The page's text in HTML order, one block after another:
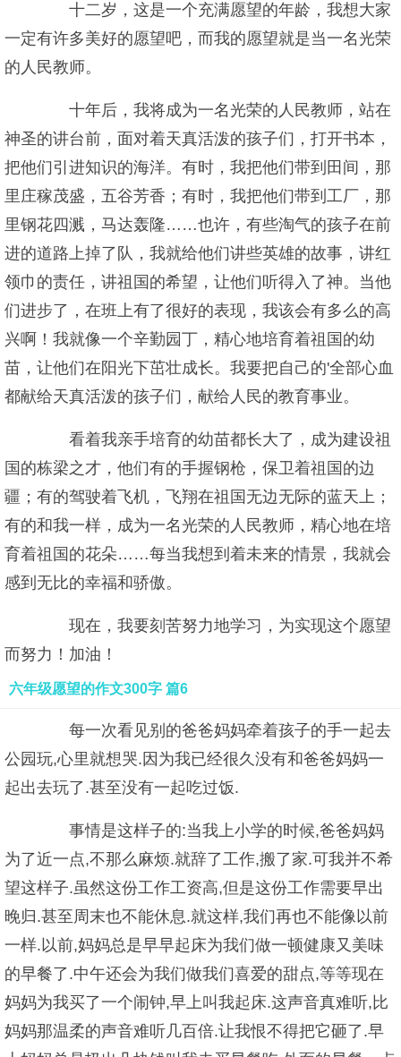
十二岁，这是一个充满愿望的年龄，我想大家
一定有许多美好的愿望吧，而我的愿望就是当一名光荣
的人民教师。
十年后，我将成为一名光荣的人民教师，站在
神圣的讲台前，面对着天真活泼的孩子们，打开书本，
把他们引进知识的海洋。有时，我把他们带到田间，那
里庄稼茂盛，五谷芳香；有时，我把他们带到工厂，那
里钢花四溅，马达轰隆……也许，有些淘气的孩子在前
进的道路上掉了队，我就给他们讲些英雄的故事，讲红
领巾的责任，讲祖国的希望，让他们听得入了神。当他
们进步了，在班上有了很好的表现，我该会有多么的高
兴啊！我就像一个辛勤园丁，精心地培育着祖国的幼
苗，让他们在阳光下茁壮成长。我要把自己的'全部心血
都献给天真活泼的孩子们，献给人民的教育事业。
看着我亲手培育的幼苗都长大了，成为建设祖
国的栋梁之才，他们有的手握钢枪，保卫着祖国的边
疆；有的驾驶着飞机，飞翔在祖国无边无际的蓝天上；
有的和我一样，成为一名光荣的人民教师，精心地在培
育着祖国的花朵……每当我想到着未来的情景，我就会
感到无比的幸福和骄傲。
现在，我要刻苦努力地学习，为实现这个愿望
而努力！加油！
六年级愿望的作文300字 篇6
每一次看见别的爸爸妈妈牵着孩子的手一起去
公园玩,心里就想哭.因为我已经很久没有和爸爸妈妈一
起出去玩了.甚至没有一起吃过饭.
事情是这样子的:当我上小学的时候,爸爸妈妈
为了近一点,不那么麻烦.就辞了工作,搬了家.可我并不希
望这样子.虽然这份工作工资高,但是这份工作需要早出
晚归.甚至周末也不能休息.就这样,我们再也不能像以前
一样.以前,妈妈总是早早起床为我们做一顿健康又美味
的早餐了.中午还会为我们做我们喜爱的甜点,等等现在
妈妈为我买了一个闹钟,早上叫我起床.这声音真难听,比
妈妈那温柔的声音难听几百倍.让我恨不得把它砸了.早